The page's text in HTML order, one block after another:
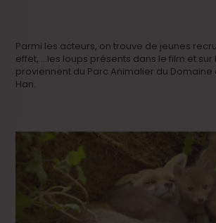
Parmi les acteurs, on trouve de jeunes
effet, …les loups présents dans le film et sur
proviennent du Parc Animalier du Domaine
Han.